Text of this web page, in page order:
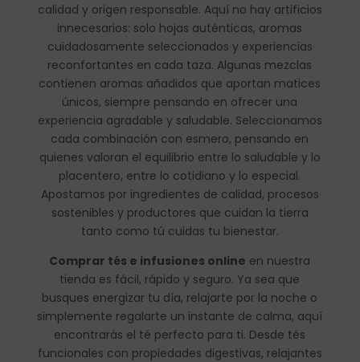
calidad y origen responsable. Aquí no hay artificios
innecesarios: solo hojas auténticas, aromas
cuidadosamente seleccionados y experiencias
reconfortantes en cada taza. Algunas mezclas
contienen aromas añadidos que aportan matices
únicos, siempre pensando en ofrecer una
experiencia agradable y saludable. Seleccionamos
cada combinación con esmero, pensando en
quienes valoran el equilibrio entre lo saludable y lo
placentero, entre lo cotidiano y lo especial.
Apostamos por ingredientes de calidad, procesos
sostenibles y productores que cuidan la tierra
tanto como tú cuidas tu bienestar.
Comprar tés e infusiones online en nuestra
tienda es fácil, rápido y seguro. Ya sea que
busques energizar tu día, relajarte por la noche o
simplemente regalarte un instante de calma, aquí
encontrarás el té perfecto para ti. Desde tés
funcionales con propiedades digestivas, relajantes